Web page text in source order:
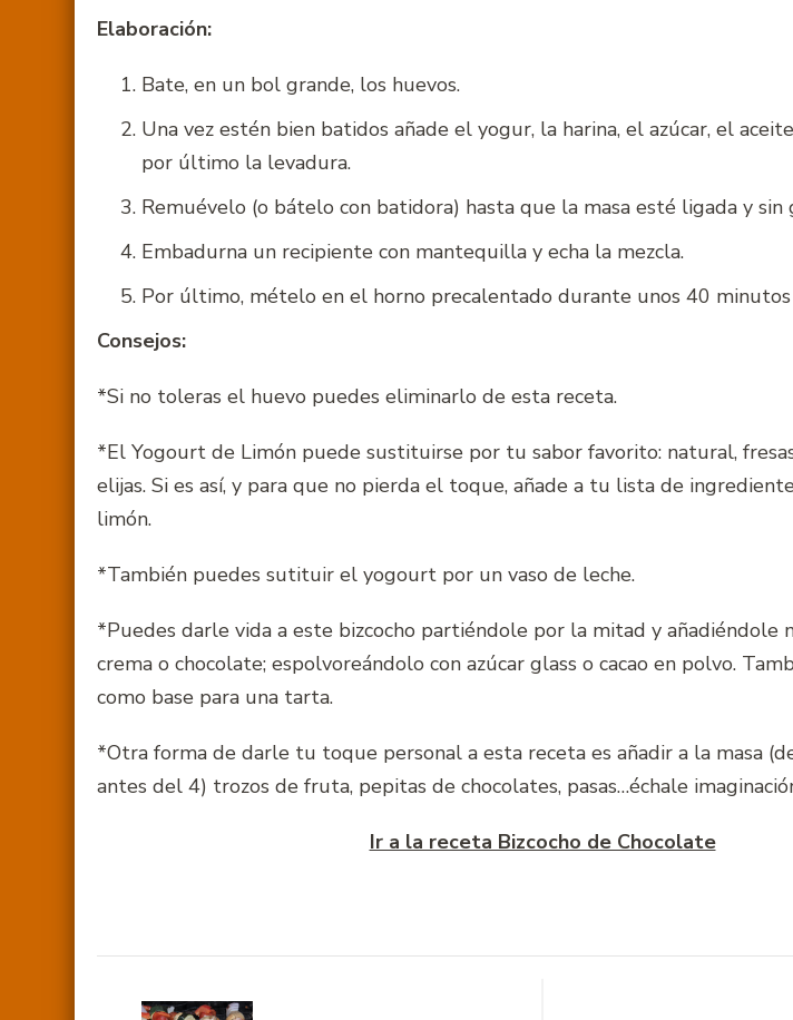
Elaboración:
Bate, en un bol grande, los huevos.
Una vez estén bien batidos añade el yogur, la harina, el azúcar, el
por último la levadura.
Remuévelo (o bátelo con batidora) hasta que la masa esté ligada y sin
Embadurna un recipiente con mantequilla y echa la mezcla.
Por último, mételo en el horno precalentado durante unos 40 minutos
Consejos:
*Si no toleras el huevo puedes eliminarlo de esta receta.
*El Yogourt de Limón puede sustituirse por tu sabor favorito: natural,
elijas. Si es así, y para que no pierda el toque, añade a tu lista de
limón.
*También puedes sutituir el yogourt por un vaso de leche.
*Puedes darle vida a este bizcocho partiéndole por la mitad y añadiéndole
crema o chocolate; espolvoreándolo con azúcar glass o cacao en polvo.
como base para una tarta.
*Otra forma de darle tu toque personal a esta receta es añadir a la masa
antes del 4) trozos de fruta, pepitas de chocolates, pasas…échale
Ir a la receta Bizcocho de Chocolate